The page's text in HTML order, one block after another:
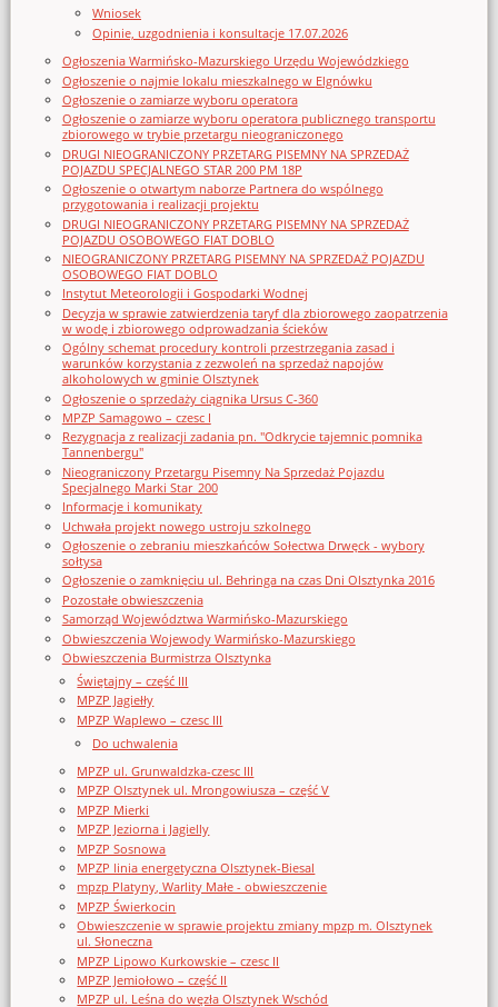
Wniosek
Opinie, uzgodnienia i konsultacje 17.07.2026
Ogłoszenia Warmińsko-Mazurskiego Urzędu Wojewódzkiego
Ogłoszenie o najmie lokalu mieszkalnego w Elgnówku
Ogłoszenie o zamiarze wyboru operatora
Ogłoszenie o zamiarze wyboru operatora publicznego transportu
zbiorowego w trybie przetargu nieograniczonego
DRUGI NIEOGRANICZONY PRZETARG PISEMNY NA SPRZEDAŻ
POJAZDU SPECJALNEGO STAR 200 PM 18P
Ogłoszenie o otwartym naborze Partnera do wspólnego
przygotowania i realizacji projektu
DRUGI NIEOGRANICZONY PRZETARG PISEMNY NA SPRZEDAŻ
POJAZDU OSOBOWEGO FIAT DOBLO
NIEOGRANICZONY PRZETARG PISEMNY NA SPRZEDAŻ POJAZDU
OSOBOWEGO FIAT DOBLO
Instytut Meteorologii i Gospodarki Wodnej
Decyzja w sprawie zatwierdzenia taryf dla zbiorowego zaopatrzenia
w wodę i zbiorowego odprowadzania ścieków
Ogólny schemat procedury kontroli przestrzegania zasad i
warunków korzystania z zezwoleń na sprzedaż napojów
alkoholowych w gminie Olsztynek
Ogłoszenie o sprzedaży ciągnika Ursus C-360
MPZP Samagowo – czesc I
Rezygnacja z realizacji zadania pn. "Odkrycie tajemnic pomnika
Tannenbergu"
Nieograniczony Przetargu Pisemny Na Sprzedaż Pojazdu
Specjalnego Marki Star_200
Informacje i komunikaty
Uchwała projekt nowego ustroju szkolnego
Ogłoszenie o zebraniu mieszkańców Sołectwa Drwęck - wybory
sołtysa
Ogłoszenie o zamknięciu ul. Behringa na czas Dni Olsztynka 2016
Pozostałe obwieszczenia
Samorząd Województwa Warmińsko-Mazurskiego
Obwieszczenia Wojewody Warmińsko-Mazurskiego
Obwieszczenia Burmistrza Olsztynka
Świętajny – część III
MPZP Jagiełły
MPZP Waplewo – czesc III
Do uchwalenia
MPZP ul. Grunwaldzka-czesc III
MPZP Olsztynek ul. Mrongowiusza – część V
MPZP Mierki
MPZP Jeziorna i Jagielly
MPZP Sosnowa
MPZP linia energetyczna Olsztynek-Biesal
mpzp Platyny, Warlity Małe - obwieszczenie
MPZP Świerkocin
Obwieszczenie w sprawie projektu zmiany mpzp m. Olsztynek
ul. Słoneczna
MPZP Lipowo Kurkowskie – czesc II
MPZP Jemiołowo – część II
MPZP ul. Leśna do węzła Olsztynek Wschód